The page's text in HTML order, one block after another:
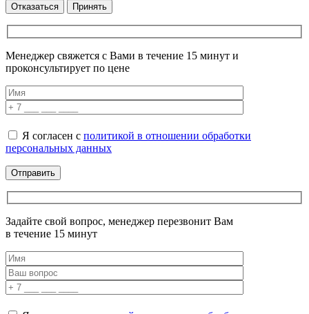
Отказаться Принять
Менеджер свяжется с Вами в течение 15 минут и
проконсультирует по цене
Я согласен с политикой в отношении обработки
персональных данных
Задайте свой вопрос, менеджер перезвонит Вам
в течение 15 минут